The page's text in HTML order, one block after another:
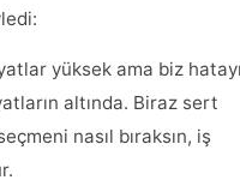
yüksek ama biz hatayı
altında. Biraz sert
nasıl bıraksın, iş